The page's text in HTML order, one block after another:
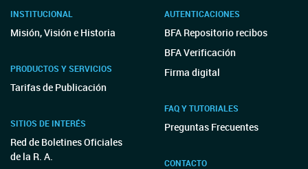
INSTITUCIONAL
Misión, Visión e Historia
PRODUCTOS Y SERVICIOS
Tarifas de Publicación
SITIOS DE INTERÉS
Red de Boletines Oficiales
de la R. A.
AUTENTICACIONES
BFA Repositorio recibos
BFA Verificación
Firma digital
FAQ Y TUTORIALES
Preguntas Frecuentes
CONTACTO